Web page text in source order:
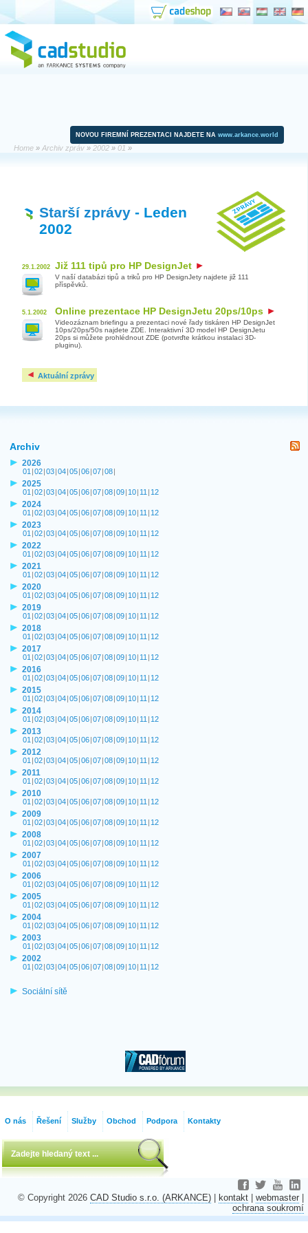
NOVOU FIREMNÍ PREZENTACI NAJDETE NA www.arkance.world
Home » Archiv zpráv » 2002 » 01 »
Starší zprávy - Leden
2002
29.1.2002 Již 111 tipů pro HP DesignJet
V naší databázi tipů a triků pro HP DesignJety najdete již 111
příspěvků.
5.1.2002 Online prezentace HP DesignJetu 20ps/10ps
Videozáznam briefingu a prezentaci nové řady tiskáren HP DesignJet
10ps/20ps/50s najdete ZDE. Interaktivní 3D model HP DesignJetu
20ps si můžete prohlédnout ZDE (potvrďte krátkou instalaci 3D-
pluginu).
Aktuální zprávy
Archiv
2026
01 |02|03|04|05|06|07|08|
2025
01 |02|03|04|05|06|07|08|09| 10| 11 | 12
2024
01 |02|03|04|05|06|07|08|09| 10| 11 | 12
2023
01 |02|03|04|05|06|07|08|09| 10| 11 | 12
2022
01 |02|03|04|05|06|07|08|09| 10| 11 | 12
2021
01 |02|03|04|05|06|07|08|09| 10| 11 | 12
2020
01 |02|03|04|05|06|07|08|09| 10| 11 | 12
2019
01 |02|03|04|05|06|07|08|09| 10| 11 | 12
2018
01 |02|03|04|05|06|07|08|09| 10| 11 | 12
2017
01 |02|03|04|05|06|07|08|09| 10| 11 | 12
2016
01 |02|03|04|05|06|07|08|09| 10| 11 | 12
2015
01 |02|03|04|05|06|07|08|09| 10| 11 | 12
2014
01 |02|03|04|05|06|07|08|09| 10| 11 | 12
2013
01 |02|03|04|05|06|07|08|09| 10| 11 | 12
2012
01 |02|03|04|05|06|07|08|09| 10| 11 | 12
2011
01 |02|03|04|05|06|07|08|09| 10| 11 | 12
2010
01 |02|03|04|05|06|07|08|09| 10| 11 | 12
2009
01 |02|03|04|05|06|07|08|09| 10| 11 | 12
2008
01 |02|03|04|05|06|07|08|09| 10| 11 | 12
2007
01 |02|03|04|05|06|07|08|09| 10| 11 | 12
2006
01 |02|03|04|05|06|07|08|09| 10| 11 | 12
2005
01 |02|03|04|05|06|07|08|09| 10| 11 | 12
2004
01 |02|03|04|05|06|07|08|09| 10| 11 | 12
2003
01 |02|03|04|05|06|07|08|09| 10| 11 | 12
2002
01 |02|03|04|05|06|07|08|09| 10| 11 | 12
Sociální sítě
O nás Řešení Služby Obchod Podpora Kontakty
© Copyright 2026 CAD Studio s.r.o. (ARKANCE) kontakt webmaster
ochrana soukromí